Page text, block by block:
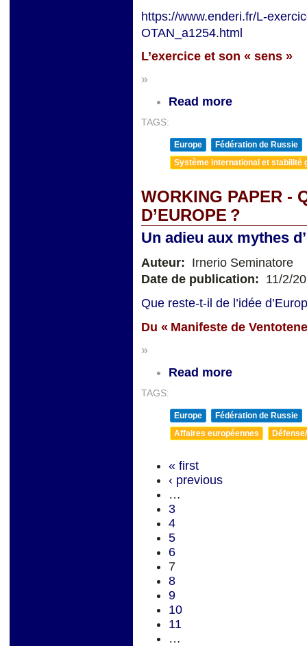
https://www.enderi.fr/L-
OTAN_a1254.html
L’exercice et son « sens »
»
Read more
TAGS:
Europe
Fédération de Russie
Système international et stabilité
WORKING PAPER -
D’EUROPE ?
Un adieu aux mythes
Auteur: Irnerio Seminatore
Date de publication: 11/2/
Que reste-t-il de l’idée
Du « Manifeste de
»
Read more
TAGS:
Europe
Fédération de Russie
Affaires européennes
« first
‹ previous
…
3
4
5
6
7
8
9
10
11
…